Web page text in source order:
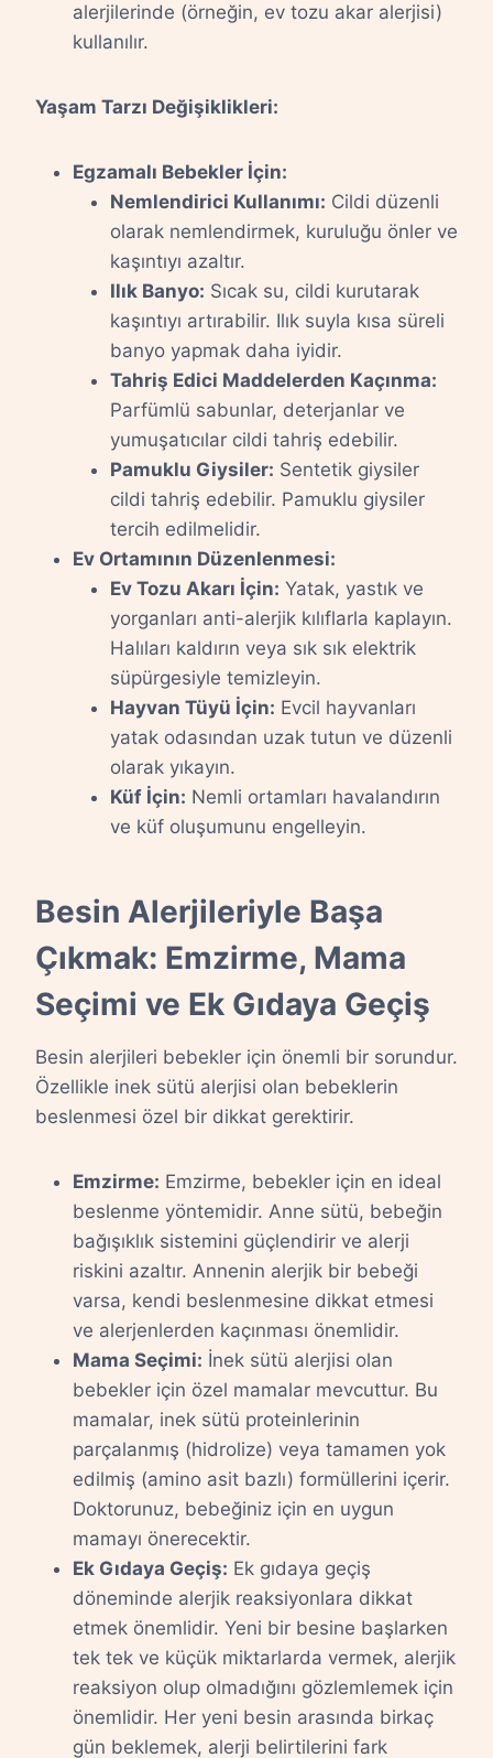
alerjilerinde (örneğin, ev tozu akar alerjisi)
kullanılır.
Yaşam Tarzı Değişiklikleri:
Egzamalı Bebekler İçin:
Nemlendirici Kullanımı: Cildi düzenli
olarak nemlendirmek, kuruluğu önler ve
kaşıntıyı azaltır.
Ilık Banyo: Sıcak su, cildi kurutarak
kaşıntıyı artırabilir. Ilık suyla kısa süreli
banyo yapmak daha iyidir.
Tahriş Edici Maddelerden Kaçınma:
Parfümlü sabunlar, deterjanlar ve
yumuşatıcılar cildi tahriş edebilir.
Pamuklu Giysiler: Sentetik giysiler
cildi tahriş edebilir. Pamuklu giysiler
tercih edilmelidir.
Ev Ortamının Düzenlenmesi:
Ev Tozu Akarı İçin: Yatak, yastık ve
yorganları anti-alerjik kılıflarla kaplayın.
Halıları kaldırın veya sık sık elektrik
süpürgesiyle temizleyin.
Hayvan Tüyü İçin: Evcil hayvanları
yatak odasından uzak tutun ve düzenli
olarak yıkayın.
Küf İçin: Nemli ortamları havalandırın
ve küf oluşumunu engelleyin.
Besin Alerjileriyle Başa
Çıkmak: Emzirme, Mama
Seçimi ve Ek Gıdaya Geçiş
Besin alerjileri bebekler için önemli bir sorundur.
Özellikle inek sütü alerjisi olan bebeklerin
beslenmesi özel bir dikkat gerektirir.
Emzirme: Emzirme, bebekler için en ideal
beslenme yöntemidir. Anne sütü, bebeğin
bağışıklık sistemini güçlendirir ve alerji
riskini azaltır. Annenin alerjik bir bebeği
varsa, kendi beslenmesine dikkat etmesi
ve alerjenlerden kaçınması önemlidir.
Mama Seçimi: İnek sütü alerjisi olan
bebekler için özel mamalar mevcuttur. Bu
mamalar, inek sütü proteinlerinin
parçalanmış (hidrolize) veya tamamen yok
edilmiş (amino asit bazlı) formüllerini içerir.
Doktorunuz, bebeğiniz için en uygun
mamayı önerecektir.
Ek Gıdaya Geçiş: Ek gıdaya geçiş
döneminde alerjik reaksiyonlara dikkat
etmek önemlidir. Yeni bir besine başlarken
tek tek ve küçük miktarlarda vermek, alerjik
reaksiyon olup olmadığını gözlemlemek için
önemlidir. Her yeni besin arasında birkaç
gün beklemek, alerji belirtilerini fark